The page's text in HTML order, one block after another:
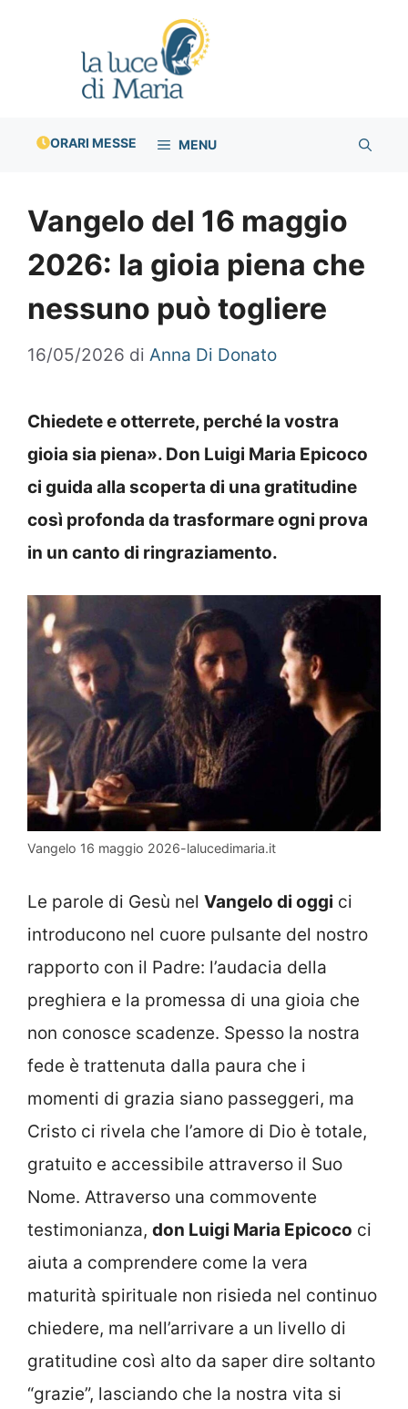
ORARI MESSE MENU
Vangelo del 16 maggio
2026: la gioia piena che
nessuno può togliere
16/05/2026 di Anna Di Donato
Chiedete e otterrete, perché la vostra
gioia sia piena». Don Luigi Maria Epicoco
ci guida alla scoperta di una gratitudine
così profonda da trasformare ogni prova
in un canto di ringraziamento.
Vangelo 16 maggio 2026-lalucedimaria.it
Le parole di Gesù nel Vangelo di oggi ci
introducono nel cuore pulsante del nostro
rapporto con il Padre: l’audacia della
preghiera e la promessa di una gioia che
non conosce scadenze. Spesso la nostra
fede è trattenuta dalla paura che i
momenti di grazia siano passeggeri, ma
Cristo ci rivela che l’amore di Dio è totale,
gratuito e accessibile attraverso il Suo
Nome. Attraverso una commovente
testimonianza, don Luigi Maria Epicoco ci
aiuta a comprendere come la vera
maturità spirituale non risieda nel continuo
chiedere, ma nell’arrivare a un livello di
gratitudine così alto da saper dire soltanto
“grazie”, lasciando che la nostra vita si